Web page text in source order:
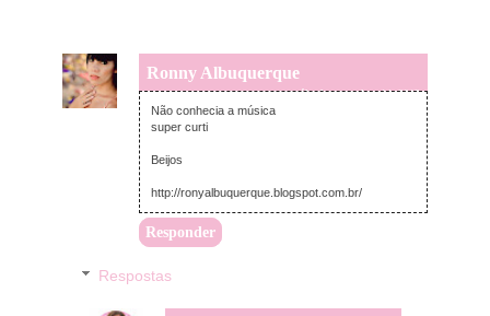
Ronny Albuquerque
sábado, setembro 14, 2013
Não conhecia a música
super curti
Beijos
http://ronyalbuquerque.blogspot.com.br/
Responder
Respostas